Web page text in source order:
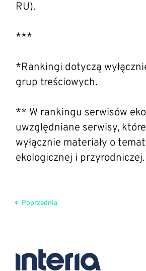
RU).
***
*Rankingi dotyczą
grup treściowych.
** W rankingu serwisów
uwzględniane serwisy,
wyłącznie materiały o
ekologicznej i przyrodniczej.
Poprzednia